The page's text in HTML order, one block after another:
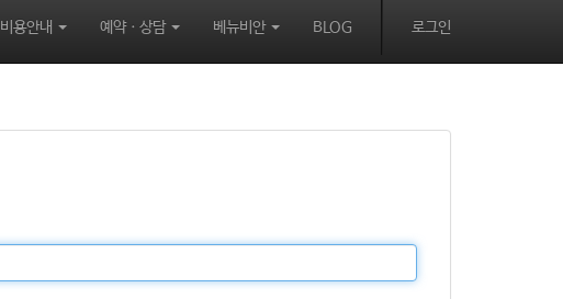
비용안내 예약ㆍ상담 베뉴비안 BLOG 로그인